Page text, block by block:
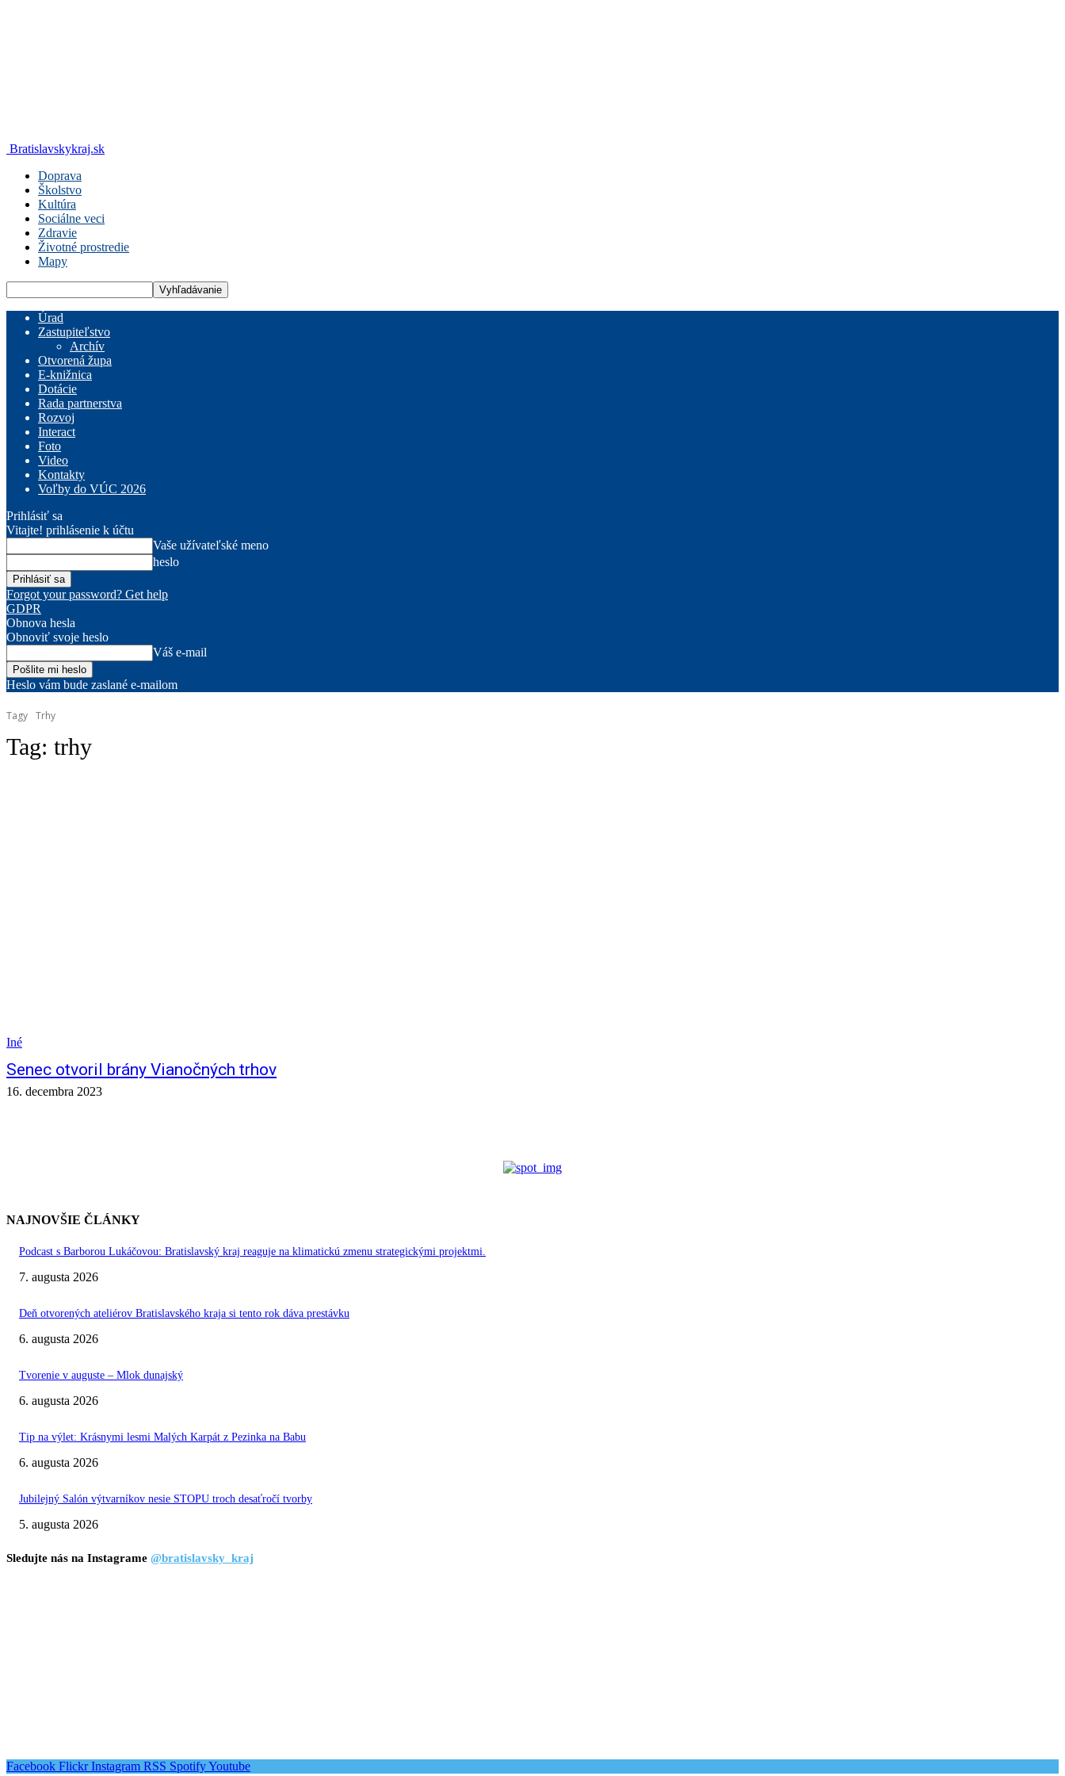
Bratislavskykraj.sk
Doprava
Školstvo
Kultúra
Sociálne veci
Zdravie
Životné prostredie
Mapy
Úrad
Zastupiteľstvo
Archív
Otvorená župa
E-knižnica
Dotácie
Rada partnerstva
Rozvoj
Interact
Foto
Video
Kontakty
Voľby do VÚC 2026
Prihlásiť sa
Vitajte! prihlásenie k účtu
Vaše užívateľské meno
heslo
Forgot your password? Get help
GDPR
Obnova hesla
Obnoviť svoje heslo
Váš e-mail
Heslo vám bude zaslané e-mailom
Tagy Trhy
Tag: trhy
Iné
Senec otvoril brány Vianočných trhov
16. decembra 2023
NAJNOVŠIE ČLÁNKY
Podcast s Barborou Lukáčovou: Bratislavský kraj reaguje na klimatickú zmenu strategickými projektmi.
7. augusta 2026
Deň otvorených ateliérov Bratislavského kraja si tento rok dáva prestávku
6. augusta 2026
Tvorenie v auguste – Mlok dunajský
6. augusta 2026
Tip na výlet: Krásnymi lesmi Malých Karpát z Pezinka na Babu
6. augusta 2026
Jubilejný Salón výtvarníkov nesie STOPU troch desaťročí tvorby
5. augusta 2026
Sledujte nás na Instagrame @bratislavsky_kraj
Facebook Flickr Instagram RSS SpotifyYoutube